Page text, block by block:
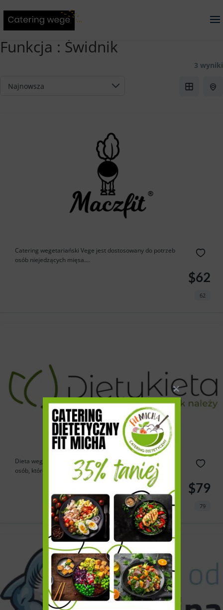
Funkcja : Świdnik
3 wyniki
Catering wegetariański Vege jest dostosowany do potrzeb
osób niejedzących mięsa....
$62
62
Dieta wegetariańska w Dietykieta to doskonała opcja dla
osób, które...
$79
79